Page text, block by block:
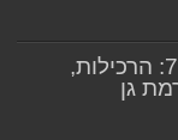
פותחים סופ"ש 7.8.2026: הרכילות,
גן